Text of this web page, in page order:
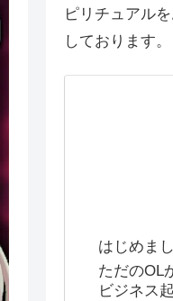
ピリチュアル
しております。
はじめま
ただのOL
ビジネス